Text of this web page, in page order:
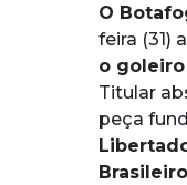
O
feira (31) a
o
Titular
peça
Brasileiro